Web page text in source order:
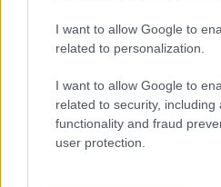
I want to allow Google to
related to personalization.
I want to allow Google to
related to security, including
functionality and fraud
user protection.